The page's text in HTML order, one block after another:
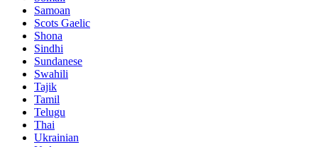
Samoan
Scots Gaelic
Shona
Sindhi
Sundanese
Swahili
Tajik
Tamil
Telugu
Thai
Ukrainian